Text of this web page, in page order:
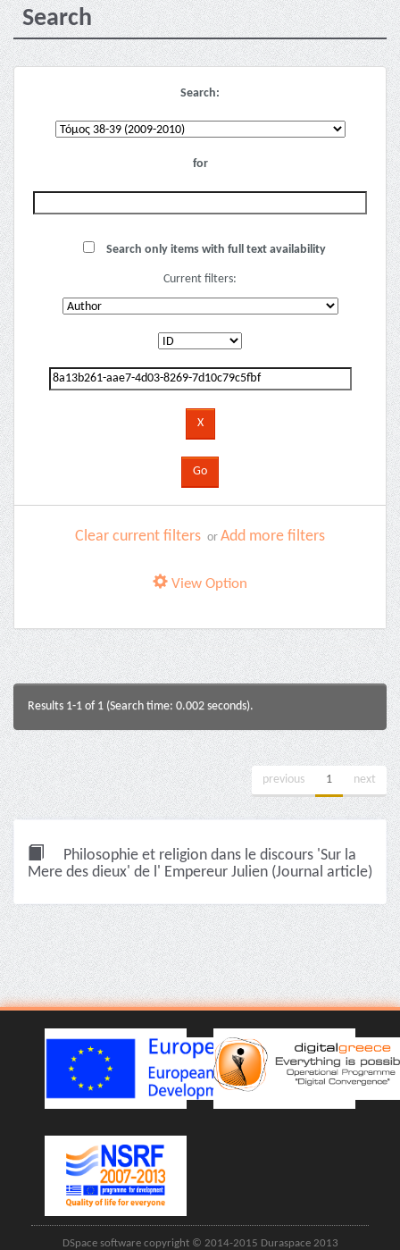
Search
Search:
for
Search only items with full text availability
Current filters:
Clear current filters or Add more filters
View Option
Results 1-1 of 1 (Search time: 0.002 seconds).
previous 1 next
Philosophie et religion dans le discours 'Sur la
Mere des dieux' de l' Εmpereur Julien (Journal article)
DSpace software copyright © 2014-2015 Duraspace 2013